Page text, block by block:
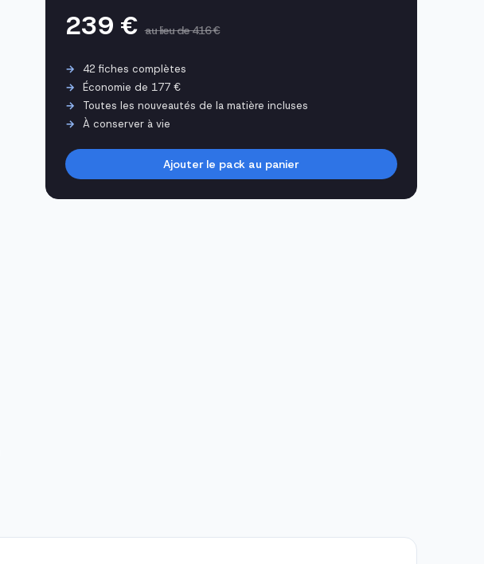
239 €au lieu de 416 €
42 fiches complètes
Économie de 177 €
Toutes les nouveautés de la matière incluses
À conserver à vie
Ajouter le pack au panier